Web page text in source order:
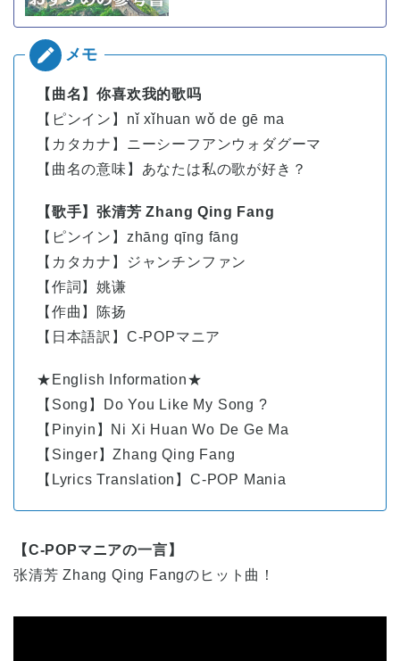
【曲名】你喜欢我的歌吗
【ピンイン】nǐ xǐhuan wǒ de gē ma
【カタカナ】ニーシーフアンウォダグーマ
【曲名の意味】あなたは私の歌が好き？
【歌手】张清芳 Zhang Qing Fang
【ピンイン】 zhāng qīng fāng
【カタカナ】ジャンチンファン
【作詞】姚谦
【作曲】陈扬
【日本語訳】C-POPマニア
★English Information★
【Song】Do You Like My Song ?
【Pinyin】Ni Xi Huan Wo De Ge Ma
【Singer】Zhang Qing Fang
【Lyrics Translation】C-POP Mania
【C-POPマニアの一言】
张清芳 Zhang Qing Fangのヒット曲！